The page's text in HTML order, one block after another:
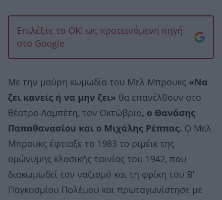
Επιλέξτε το OK! ως προτεινόμενη πηγή
στο Google
Με την μαύρη κωμωδία του Μελ Μπρουκς «Να
ζει κανείς ή να μην ζει» θα επανέλθουν στο
θέατρο Λαμπέτη, τον Οκτώβριο, ο Θανάσης
Παπαθανασίου και ο Μιχάλης Ρέππας. Ο Μελ
Μπρουκς έφτιαξε το 1983 το ριμέικ της
ομώνυμης κλασικής ταινίας του 1942, που
διακωμωδεί τον ναζισμό και τη φρίκη του Β’
Παγκοσμίου Πολέμου και πρωταγωνίστησε με